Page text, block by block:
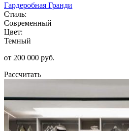
Гардеробная Гранди
Стиль:
Современный
Цвет:
Темный
от 200 000 руб.
Рассчитать